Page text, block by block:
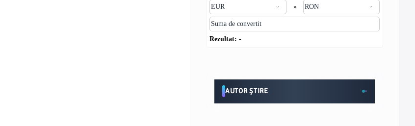
»
Rezultat: -
AUTOR ȘTIRE